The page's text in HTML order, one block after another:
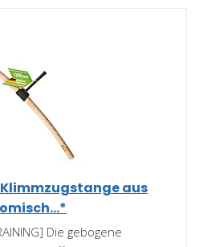
aus
Die gebogene